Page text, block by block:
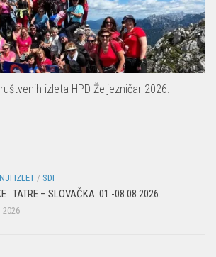
komisije
izleta HPD Željezničar 2026.
IZLET / SDI
TATRE – SLOVAČKA 01.-08.08.2026.
2026